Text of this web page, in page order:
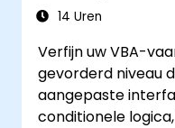
14 Uren
Verfijn uw VBA-
gevorderd niveau
aangepaste
conditionele